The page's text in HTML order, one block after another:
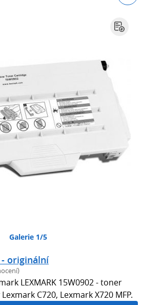
Galerie 1/5
- originální
LEXMARK 15W0902 - toner
C720, Lexmark X720 MFP.